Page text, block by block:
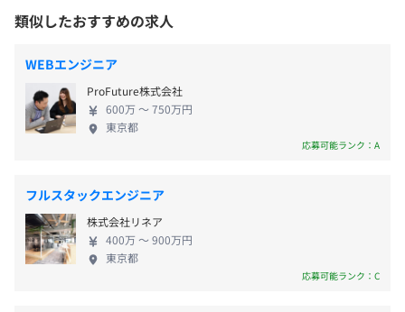
ゴリズム改善等
・社内勉強会の実施
・カンファレンスの参加
プロジェクトごとに選択
受動喫煙防止措置に関する事項
JR恵比寿駅 東口より徒歩約4分
東京メトロ日比谷線 恵比寿駅 1番出口より徒歩約5分
雰囲気がよく、周辺の飲食店も充実の好立地☆
ロールをお願いしています）
的に出社をご依頼するケースがございます。（紙面での業
務が一部発生するため）
※全従業員によるミーティングを実施する機会を設けた際
は出社をご依頼します。（年2回程度を想定／交通費支給
■フレックス制※（コアタイム11時～16時）
└ 標準労働時間：8時間
■所定労働時間を超える労働の有無
名の由来 [ 縁(en) + 糸(ito) = enito] 人々をつなぐ
「縁」と「糸」 を世の中に生み出していき、 多くの
方の良縁を作る ことを目的にマッチングアプリを運
営。近い未来にマッチングアプリが出会いのインフ
ラとなるよう、 「安心・安全」 に 「 自分に合った
方と出会える 」 サービスを提供し続けていきます。
類似したおすすめの求人
WEBエンジニア
ProFuture株式会社
600万 〜 750万円
東京都
応募可能ランク：A
フルスタックエンジニア
株式会社リネア
400万 〜 900万円
東京都
応募可能ランク：C